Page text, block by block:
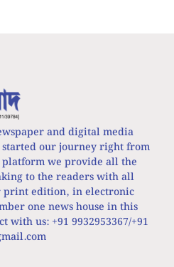
and digital media
started our journey right from
we provide all the
to the readers with all
edition, in electronic
one news house in this
with us: +91 9932953367/+91